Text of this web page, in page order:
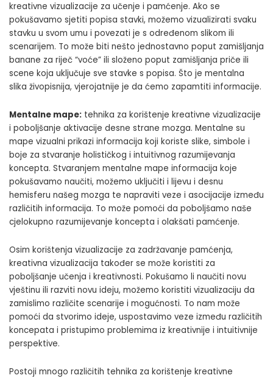
kreativne vizualizacije za učenje i pamćenje. Ako se
pokušavamo sjetiti popisa stavki, možemo vizualizirati svaku
stavku u svom umu i povezati je s određenom slikom ili
scenarijem. To može biti nešto jednostavno poput zamišljanja
banane za riječ “voće” ili složeno poput zamišljanja priče ili
scene koja uključuje sve stavke s popisa. Što je mentalna
slika živopisnija, vjerojatnije je da ćemo zapamtiti informacije.
Mentalne mape: tehnika za korištenje kreativne vizualizacije
i poboljšanje aktivacije desne strane mozga. Mentalne su
mape vizualni prikazi informacija koji koriste slike, simbole i
boje za stvaranje holističkog i intuitivnog razumijevanja
koncepta. Stvaranjem mentalne mape informacija koje
pokušavamo naučiti, možemo uključiti i lijevu i desnu
hemisferu našeg mozga te napraviti veze i asocijacije između
različitih informacija. To može pomoći da poboljšamo naše
cjelokupno razumijevanje koncepta i olakšati pamćenje.
Osim korištenja vizualizacije za zadržavanje pamćenja,
kreativna vizualizacija također se može koristiti za
poboljšanje učenja i kreativnosti. Pokušamo li naučiti novu
vještinu ili razviti novu ideju, možemo koristiti vizualizaciju da
zamislimo različite scenarije i mogućnosti. To nam može
pomoći da stvorimo ideje, uspostavimo veze između različitih
koncepata i pristupimo problemima iz kreativnije i intuitivnije
perspektive.
Postoji mnogo različitih tehnika za korištenje kreativne